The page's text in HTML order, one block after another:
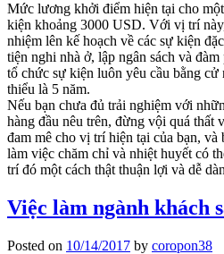
Mức lương khởi điểm hiện tại cho
kiện khoảng 3000 USD. Với vị trí
nhiệm lên kế hoạch về các sự kiện
tiện nghi nhà ở, lập ngân sách và
tổ chức sự kiện luôn yêu cầu bằng
thiểu là 5 năm.
Nếu bạn chưa đủ trải nghiệm với
hàng đầu nêu trên, đừng vội quá thất
đam mê cho vị trí hiện tại của bạn, và
làm việc chăm chỉ và nhiệt huyết có
trí đó một cách thật thuận lợi và dễ
Việc làm ngành khách
Posted on 10/14/2017 by coropon38